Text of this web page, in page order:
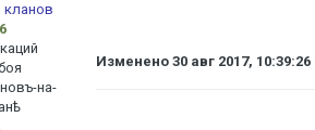
кланов
на-
Изменено30 авг 2017, 10:39:26